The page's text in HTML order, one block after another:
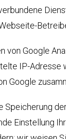
von Google
IP-Adresse
Google
Speicherung
Einstellung